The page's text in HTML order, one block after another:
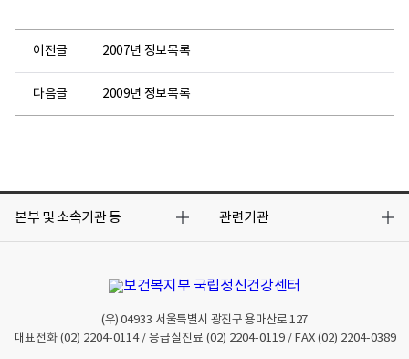
이전글 2007년 정보목록
다음글 2009년 정보목록
본부 및 소속기관 등
기
관련기관
기
(우)04933 서울특별시 광진구 용마산로 127
대표전화 (02) 2204-0114/ 응급실진료 (02) 2204-0119/ FAX (02) 2204-0389